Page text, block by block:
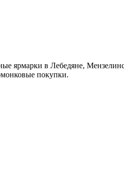
ярмарки в Лебедяне,
покупки.